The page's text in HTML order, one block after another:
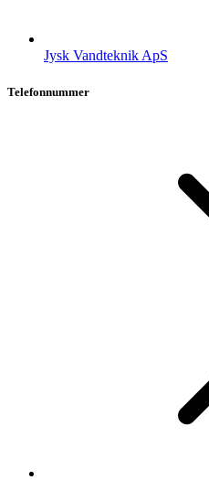
Jysk Vandteknik ApS
Telefonnummer